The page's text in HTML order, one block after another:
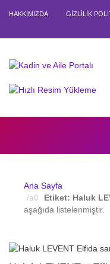
HAKKIMIZDA GIZLILIK
Ana Sayfa
Etiket: Haluk
aşağıda listelenmiştir.